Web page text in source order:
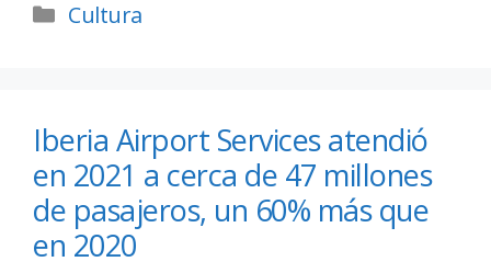
Cultura
Iberia Airport Services atendió
en 2021 a cerca de 47 millones
de pasajeros, un 60% más que
en 2020